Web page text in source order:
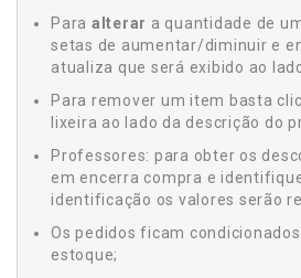
Para alterar a quantidade de
setas de aumentar/diminuir e
atualiza que será exibido ao
Para remover um item basta
lixeira ao lado da descrição do
Professores: para obter os
em encerra compra e
identificação os valores serão
Os pedidos ficam
estoque;